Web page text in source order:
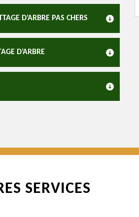
D’ARBRE PAS CHERS
D’ARBRE
SERVICES